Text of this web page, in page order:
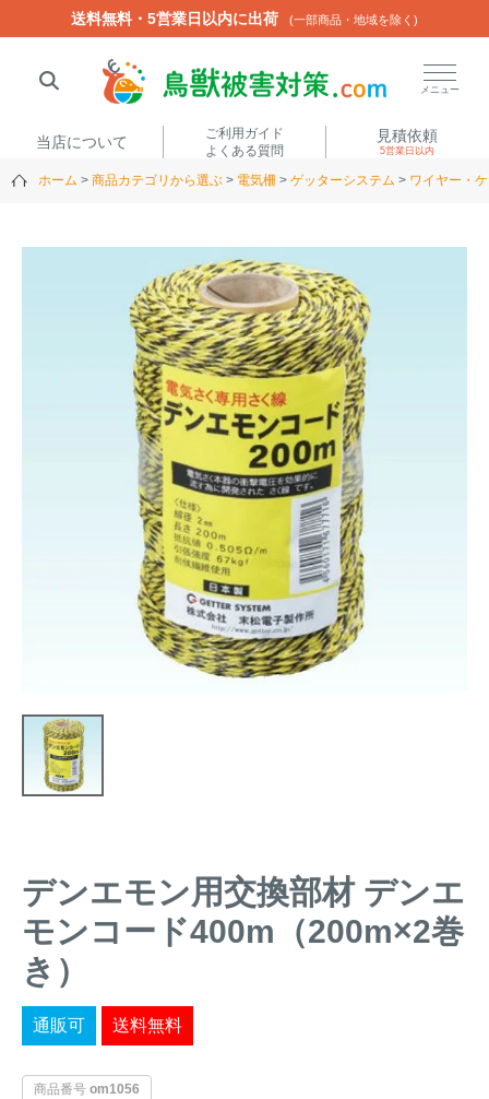
送料無料・5営業日以内に出荷 (一部商品・地域を除く)
メニュー
当店について
ご利用ガイド
よくある質問
見積依頼
5営業日以内
ホーム 商品カテゴリから選ぶ 電気柵 ゲッターシステム ワイヤー・
デンエモン用交換部材 デンエ
モンコード400m（200m×2巻
き）
通販可 送料無料
商品番号 om1056
送料無料・5営業日以内に出荷 (一部商品・地域を除く)
閉じる
楽落くんハイトシェルター侵入禁刺イノシッシ
TREL4G-Rアニマルネット2300
アニマルセンサー
商品カテゴリから選ぶ
トレイルカメラ（セン
屋外防犯・監視カメ
（SDカード録画）
ICT・IoT機器（捕獲通
金網柵
ュ柵等）
箱わな
箱わな（アライグマ・ハ
クビシン・ネズミ等）
防獣・防鳥ネット
くくり罠（イノシシ・
苗木食害防止材
対象動物から選ぶ
イノシシ対策
シカ対策